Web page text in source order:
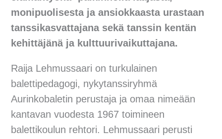
monipuolisesta ja ansiokkaasta urastaan
tanssikasvattajana sekä tanssin kentän
kehittäjänä ja kulttuurivaikuttajana.
Raija Lehmussaari on turkulainen
balettipedagogi, nykytanssiryhmä
Aurinkobaletin perustaja ja omaa nimeään
kantavan vuodesta 1967 toimineen
balettikoulun rehtori. Lehmussaari perusti